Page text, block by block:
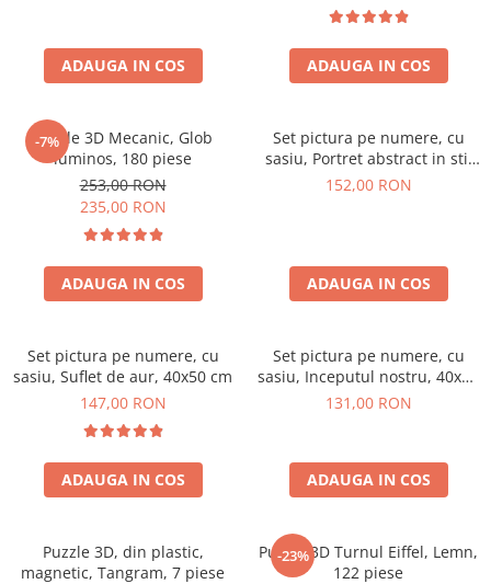
ADAUGA IN COS ADAUGA IN COS
-7%
Puzzle 3D Mecanic, Glob
luminos, 180 piese
253,00 RON
235,00 RON
ADAUGA IN COS
Set pictura pe numere, cu
sasiu, Portret abstract in stil
Picasso, 40x50 cm
152,00 RON
ADAUGA IN COS
Set pictura pe numere, cu
sasiu, Suflet de aur, 40x50 cm
147,00 RON
ADAUGA IN COS
Set pictura pe numere, cu
sasiu, Inceputul nostru, 40x50
cm
131,00 RON
ADAUGA IN COS
Puzzle 3D, din plastic,
magnetic, Tangram, 7 piese
-23%
Puzzle 3D Turnul Eiffel, Lemn,
122 piese